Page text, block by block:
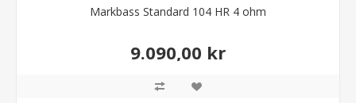
Markbass Standard 104 HR 4 ohm
9.090,00 kr